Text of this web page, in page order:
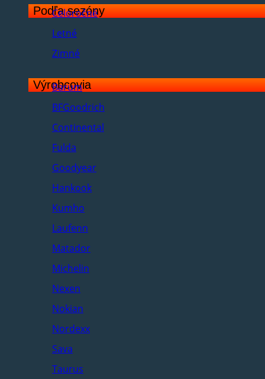
Podľa sezóny
Celoročné
Letné
Zimné
Výrobcovia
Barum
BFGoodrich
Continental
Fulda
Goodyear
Hankook
Kumho
Laufenn
Matador
Michelin
Nexen
Nokian
Nordexx
Sava
Taurus